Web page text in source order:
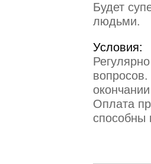
Будет
людьми.
Условия:
Оплата
способны